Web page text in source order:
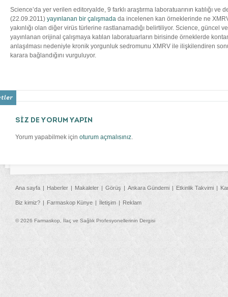
Science’da yer verilen editoryalde, 9 farklı araştırma laboratuarının katılığı
(22.09.2011) yayınlanan bir çalışmada da incelenen kan örneklerinde ne
yakınlığı olan diğer virüs türlerine rastlanamadığı belirtiliyor. Science, güncel
yayınlanan orijinal çalışmaya katılan laboratuarların birisinde örneklerde
anlaşılması nedeniyle kronik yorgunluk sedromunu XMRV ile ilişkilendiren
karara bağlandığını vurguluyor.
SİZ DE YORUM YAPIN
Yorum yapabilmek için oturum açmalısınız.
Ana sayfa Haberler Makaleler Görüş Ankara Gündemi Etkinlik Takvimi
Biz kimiz? Farmaskop Künye İletişim Reklam
© 2026 Farmaskop, İlaç ve Sağlık Profesyonellerinin Dergisi